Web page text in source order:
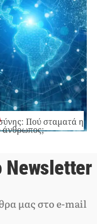
Πού σταματά η
άνθρωπος;
Newsletter
μας στο e-mail